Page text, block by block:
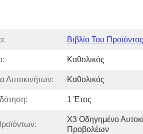
Βιβλίο Του
Καθολικός
Αυτοκινήτων: Καθολικός
1 Έτος
X3 Οδηγημένο
Προβολέων